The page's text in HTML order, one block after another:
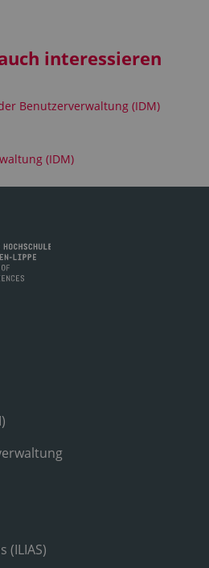
interessieren
Benutzerverwaltung (IDM)
(IDM)
(ILIAS)